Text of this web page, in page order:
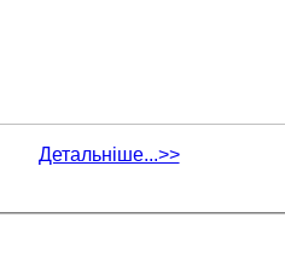
Детальніше...>>